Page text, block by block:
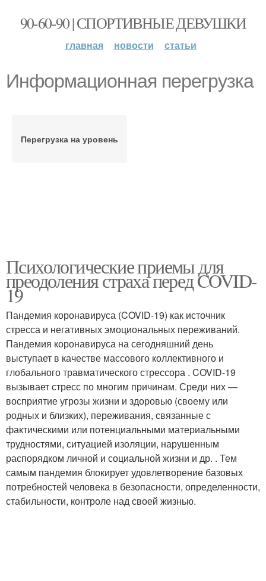
90-60-90 | СПОРТИВНЫЕ ДЕВУШКИ
главная новости статьи
Информационная перегрузка
Перегрузка на уровень
Психологические приемы для
преодоления страха перед COVID-
19
Пандемия коронавируса (COVID-19) как источник
стресса и негативных эмоциональных переживаний.
Пандемия коронавируса на сегодняшний день
выступает в качестве массового коллективного и
глобального травматического стрессора . COVID-19
вызывает стресс по многим причинам. Среди них —
восприятие угрозы жизни и здоровью (своему или
родных и близких), переживания, связанные с
фактическими или потенциальными материальными
трудностями, ситуацией изоляции, нарушенным
распорядком личной и социальной жизни и др. . Тем
самым пандемия блокирует удовлетворение базовых
потребностей человека в безопасности, определенности,
стабильности, контроле над своей жизнью.